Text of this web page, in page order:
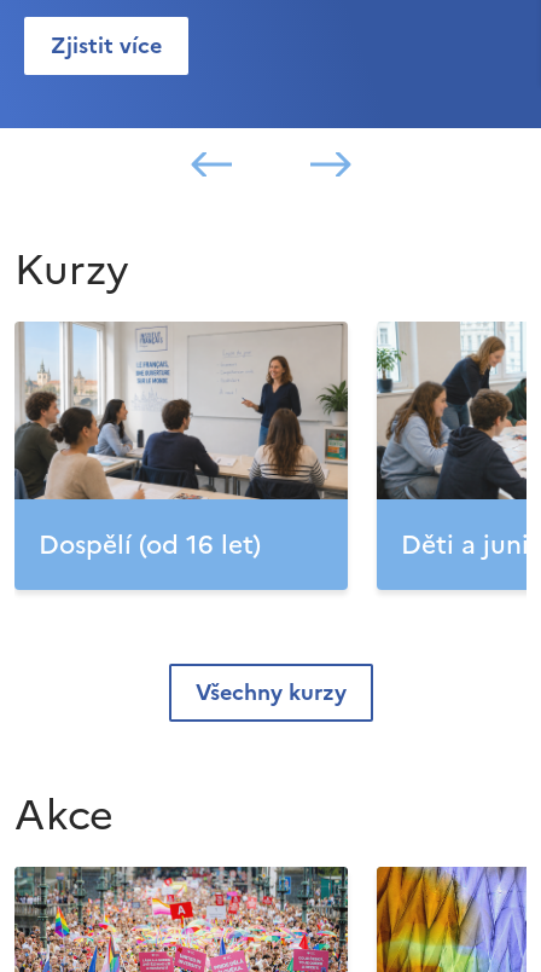
Zjistit více
Kurzy
Dospělí (od 16 let) Děti a
Všechny kurzy
Akce